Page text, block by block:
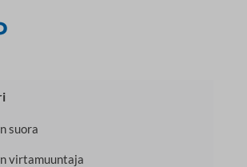
suora
virtamuuntaja